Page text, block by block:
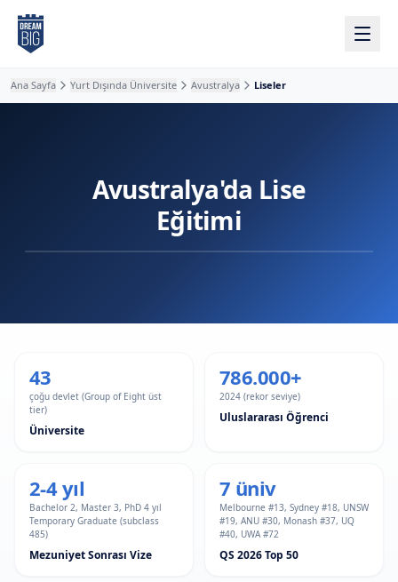
Ana içeriğe atla
Ana Sayfa Yurt Dışında Üniversite Avustralya Liseler
Avustralya'da Lise
Eğitimi
43
çoğu devlet (Group of Eight üst
tier)
Üniversite
786.000+
2024 (rekor seviye)
Uluslararası Öğrenci
2-4 yıl
Bachelor 2, Master 3, PhD 4 yıl
Temporary Graduate (subclass
485)
Mezuniyet Sonrası Vize
7 üniv
Melbourne #13, Sydney #18, UNSW
#19, ANU #30, Monash #37, UQ
#40, UWA #72
QS 2026 Top 50